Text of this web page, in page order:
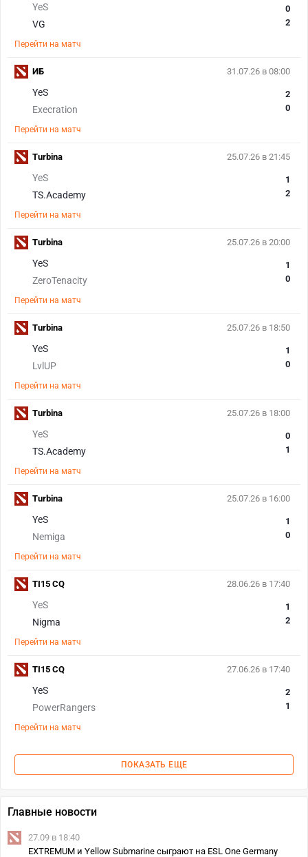
YeS
VG
0
2
Перейти на матч
31.07.26 в 08:00
YeS
Execration
2
0
Перейти на матч
ИБ
25.07.26 в 21:45
YeS
TS.Academy
1
2
Перейти на матч
Turbina
25.07.26 в 20:00
YeS
ZeroTenacity
1
0
Перейти на матч
Turbina
25.07.26 в 18:50
YeS
LvlUP
1
0
Перейти на матч
Turbina
25.07.26 в 18:00
YeS
TS.Academy
0
1
Перейти на матч
Turbina
25.07.26 в 16:00
YeS
Nemiga
1
0
Перейти на матч
Turbina
28.06.26 в 17:40
YeS
Nigma
1
2
Перейти на матч
TI15 CQ
27.06.26 в 17:40
YeS
PowerRangers
2
1
Перейти на матч
TI15 CQ
ПОКАЗАТЬ ЕЩЕ
Главные новости
27.09 в 18:40
EXTREMUM и Yellow Submarine сыграют на ESL One Germany